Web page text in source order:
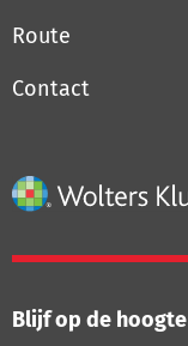
Route
Contact
Blijf op de hoogte